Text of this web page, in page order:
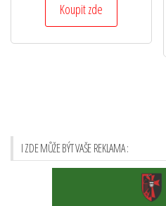
Koupit zde
I ZDE MŮŽE BÝT VAŠE REKLAMA :